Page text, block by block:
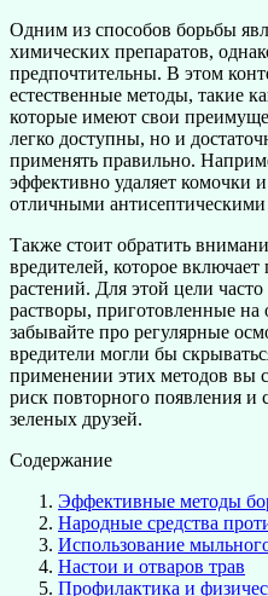
Одним из способов борьбы
химических препаратов,
предпочтительны. В этом
естественные методы, такие
которые имеют свои
легко доступны, но и
применять правильно.
эффективно удаляет комочки
отличными антисептическими
Также стоит обратить
вредителей, которое
растений. Для этой цели
растворы, приготовленные
забывайте про регулярные
вредители могли бы
применении этих методов вы
риск повторного появления и
зеленых друзей.
Содержание
Эффективные методы
Народные средства
Использование
Настои и отваров трав
Профилактика и